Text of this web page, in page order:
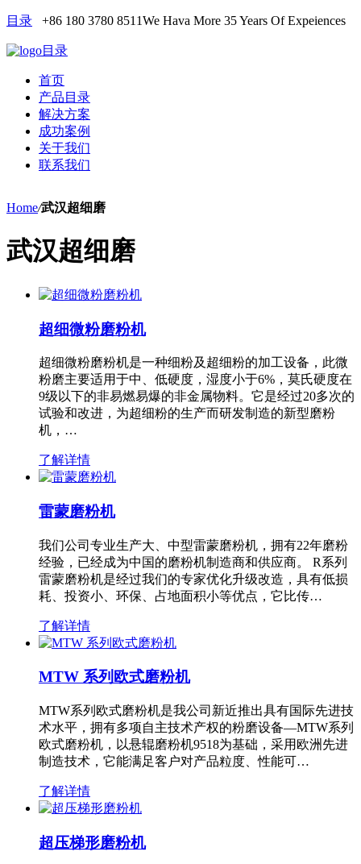
目录 +86 180 3780 8511We Hava More 35 Years Of Expeiences
目录
首页
产品目录
解决方案
成功案例
关于我们
联系我们
Home/武汉超细磨
武汉超细磨
超细微粉磨粉机
超细微粉磨粉机是一种细粉及超细粉的加工设备，此微
粉磨主要适用于中、低硬度，湿度小于6%，莫氏硬度在
9级以下的非易燃易爆的非金属物料。它是经过20多次的
试验和改进，为超细粉的生产而研发制造的新型磨粉
机，…
了解详情
雷蒙磨粉机
我们公司专业生产大、中型雷蒙磨粉机，拥有22年磨粉
经验，已经成为中国的磨粉机制造商和供应商。 R系列
雷蒙磨粉机是经过我们的专家优化升级改造，具有低损
耗、投资小、环保、占地面积小等优点，它比传…
了解详情
MTW 系列欧式磨粉机
MTW系列欧式磨粉机是我公司新近推出具有国际先进技
术水平，拥有多项自主技术产权的粉磨设备—MTW系列
欧式磨粉机，以悬辊磨粉机9518为基础，采用欧洲先进
制造技术，它能满足客户对产品粒度、性能可…
了解详情
超压梯形磨粉机